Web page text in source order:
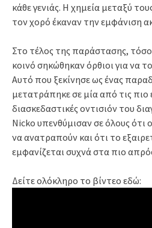
κάθε γενιάς. Η χημεία μεταξύ
τον χορό έκαναν την εμφάνιση
Στο τέλος της παράστασης, τόσο
κοινό σηκώθηκαν όρθιοι για να
Αυτό που ξεκίνησε ως ένας
μετατράπηκε σε μία από τις πιο
διασκεδαστικές οντισιόν του
Nicko υπενθύμισαν σε όλους ότι
να ανατραπούν και ότι το
εμφανίζεται συχνά στα πιο
Δείτε ολόκληρο το βίντεο εδώ: